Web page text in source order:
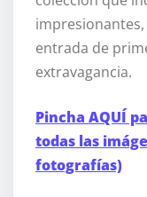
entrada de
extravagancia.
Pincha AQUÍ
todas las
fotografías)